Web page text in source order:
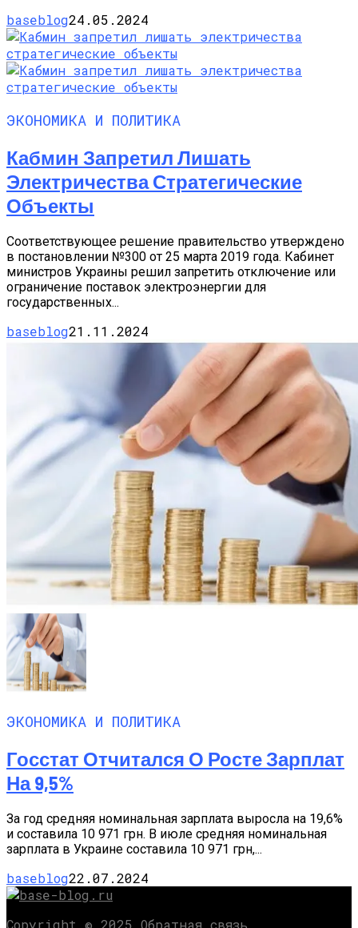
baseblog24.05.2024
ЭКОНОМИКА И ПОЛИТИКА
Кабмин Запретил Лишать
Электричества Стратегические
Объекты
Соответствующее решение правительство утверждено
в постановлении №300 от 25 марта 2019 года. Кабинет
министров Украины решил запретить отключение или
ограничение поставок электроэнергии для
государственных...
baseblog21.11.2024
ЭКОНОМИКА И ПОЛИТИКА
Госстат Отчитался О Росте Зарплат
На 9,5%
За год средняя номинальная зарплата выросла на 19,6%
и составила 10 971 грн. В июле средняя номинальная
зарплата в Украине составила 10 971 грн,...
baseblog22.07.2024
Copyright © 2025 Обратная связь